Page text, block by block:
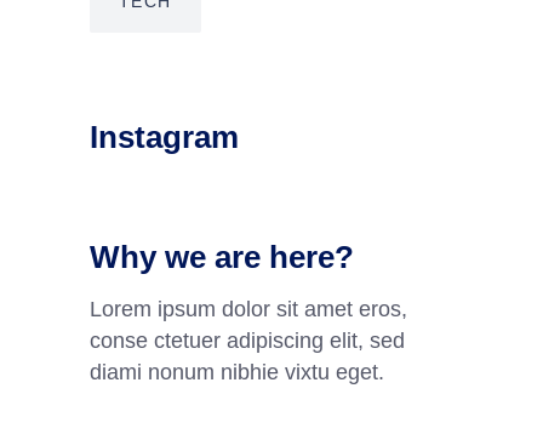
Instagram
Why we are here?
Lorem ipsum dolor sit amet eros,
conse ctetuer adipiscing elit, sed
diami nonum nibhie vixtu eget.